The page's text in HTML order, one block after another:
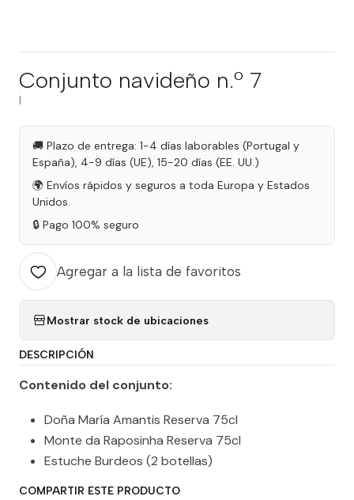
Conjunto navideño n.º 7
🚚 Plazo de entrega: 1-4 días laborables (Portugal y
España), 4-9 días (UE), 15-20 días (EE. UU.)
🌍 Envíos rápidos y seguros a toda Europa y Estados
Unidos.
🔒 Pago 100% seguro
Agregar a la lista de favoritos
Mostrar stock de ubicaciones
DESCRIPCIÓN
Contenido del conjunto:
Doña María Amantis Reserva 75cl
Monte da Raposinha Reserva 75cl
Estuche Burdeos (2 botellas)
COMPARTIR ESTE PRODUCTO